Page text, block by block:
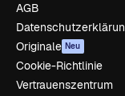
AGB
Originale Neu
Cookie-Richtlinie
Vertrauenszentrum